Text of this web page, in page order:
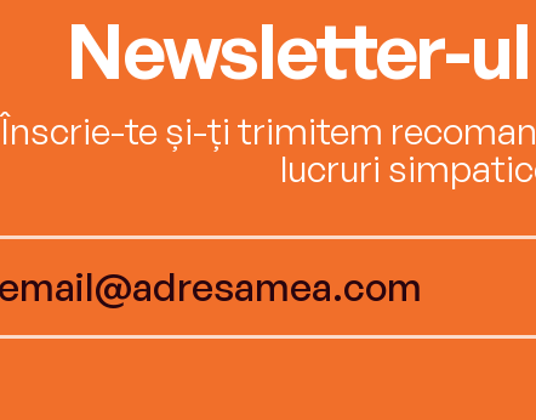
Newsletter-
Înscrie-te și-ți trimitem
lucruri